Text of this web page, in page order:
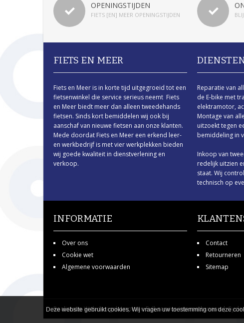
OPENINGSTIJDEN
FIETS [EN] MEER OPENINGSTIJDEN
FIETS EN MEER
Fiets en Meer is in korte tijd uitgegroeid tot een
fietsenwinkel die service serieus neemt Fiets
en Meer biedt meer dan alleen tweedehands
fietsen. Sinds kort bemiddelen wij ook bij
aanschaf van nieuwe fietsen aan onze klanten.
Mede doordat Fiets en Meer een erkend leer-
en werkbedrijf is met vier werkplekken bieden
wij goede kwaliteit in dienstverlening en
verkoop.
Reparatie van
de E-bike met
elektramotor,
Montage van
uitzoekt tegen
bemiddeling in
Inkoop van
redelijk uitzien
staat. Wij
technisch op
INFORMATIE
Over ons
Cookie wet
Algemene voorwaarden
Contact
Retourneren
Sitemap
RealistatieWebdesignkampioenFull-service internetbureau |
Deze website gebruikt cookies. Wij vragen uw toestemming om deze